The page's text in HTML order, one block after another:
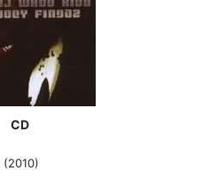
CD
(2010)